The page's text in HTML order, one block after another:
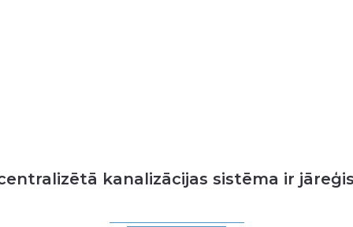
kanalizācijas sistēma ir